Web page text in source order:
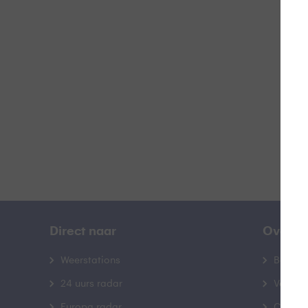
Direct naar
Weerstations
24 uurs radar
Over